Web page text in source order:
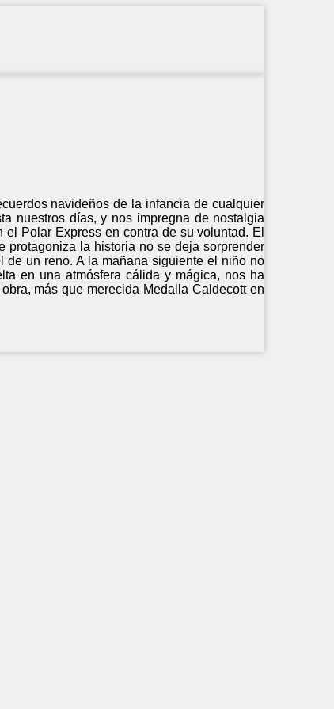
navideños de la infancia de cualquier
nuestros días, y nos impregna de nostalgia
Polar Express en contra de su voluntad. El
la historia no se deja sorprender
un reno. A la mañana siguiente el niño no
en una atmósfera cálida y mágica, nos ha
más que merecida Medalla Caldecott en